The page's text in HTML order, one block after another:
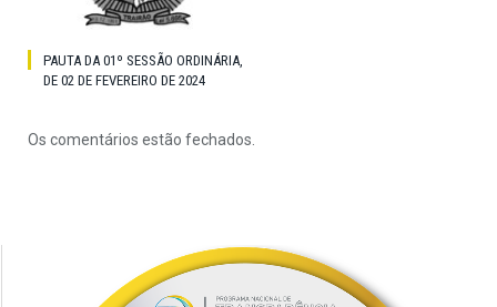
PAUTA DA 01º SESSÃO ORDINÁRIA,
DE 02 DE FEVEREIRO DE 2024
Os comentários estão fechados.